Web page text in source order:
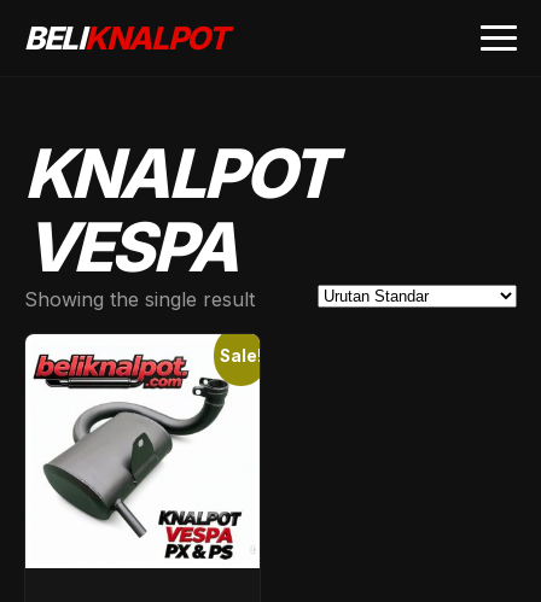
BELIKNALPOT
KNALPOT
VESPA
Showing the single result
Sale!